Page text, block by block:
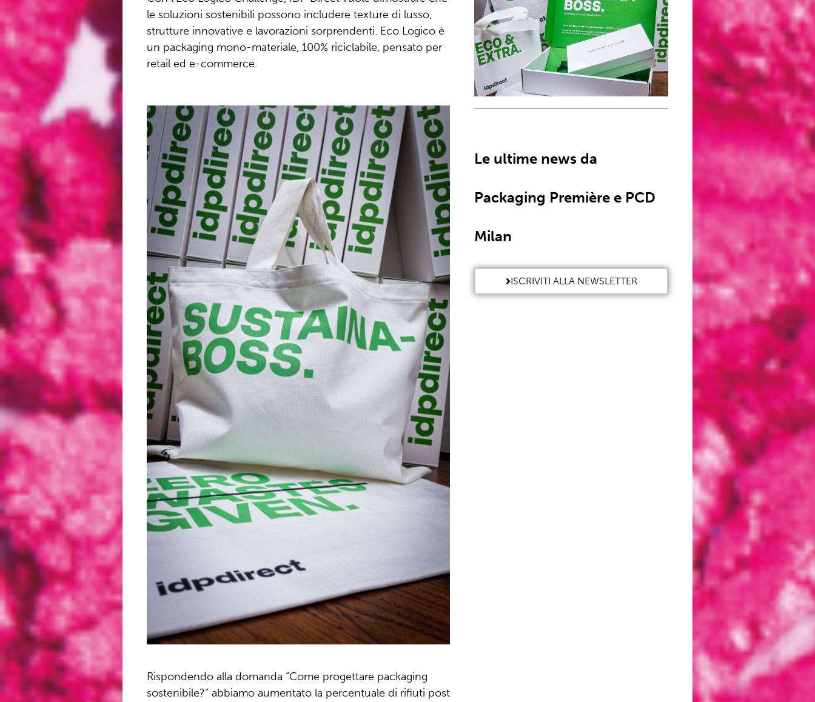
le soluzioni sostenibili possono includere texture di lusso,
strutture innovative e lavorazioni sorprendenti. Eco Logico è
un packaging mono-materiale, 100% riciclabile, pensato per
retail ed e-commerce.
Rispondendo alla domanda “Come progettare packaging
sostenibile?” abbiamo aumentato la percentuale di rifiuti post
Le ultime news da
Packaging Première e PCD
Milan
ISCRIVITI ALLA NEWSLETTER